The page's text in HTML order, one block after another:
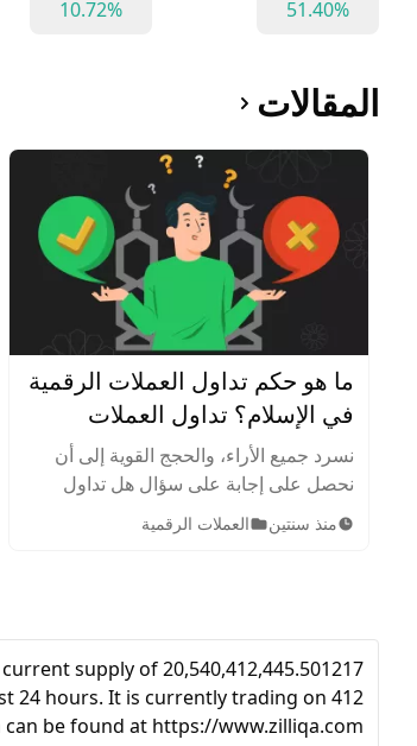
51.40%
10.72%
المقالات
ما هو حكم تداول العملات الرقمية
في الإسلام؟ تداول العملات
الرقمية حلال أم حرام؟
نسرد جميع الأراء، والحجج القوية إلى أن
نحصل على إجابة على سؤال هل تداول
العملات الرقمية حلال أم حرام. يسعى هذا
الموضوع إلى استكشاف حكم تداول
منذ سنتين العملات الرقمية
supply of 20,540,412,445.501217
24 hours. It is currently trading on 412
be found at https://www.zilliqa.com/.